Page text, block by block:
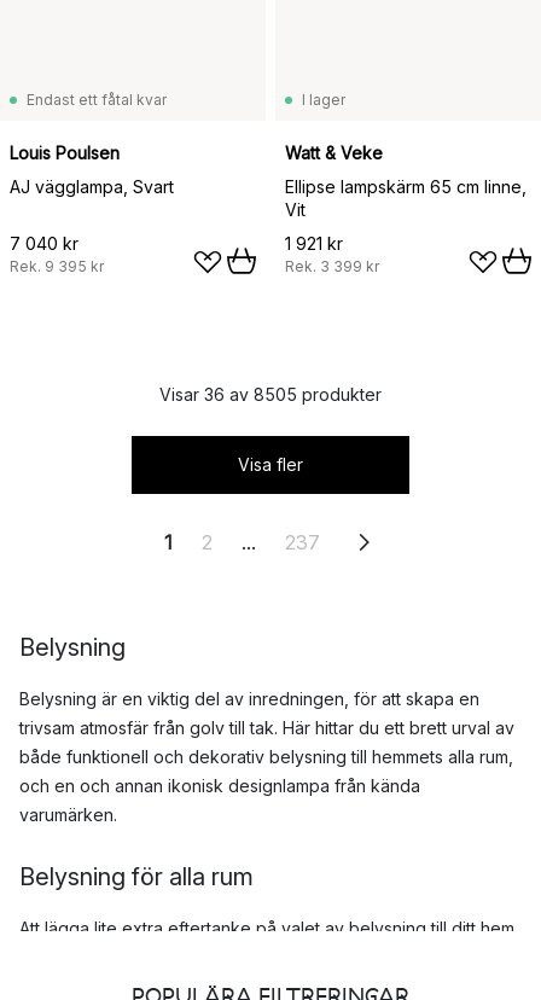
Endast ett fåtal kvar
Louis Poulsen
AJ vägglampa, Svart
7 040 kr
Rek. 9 395 kr
I lager
Watt & Veke
Ellipse lampskärm 65 cm linne,
Vit
1 921 kr
Rek. 3 399 kr
Visar 36 av 8505 produkter
Visa fler
1 2 ... 237
Belysning
Belysning är en viktig del av inredningen, för att skapa en
trivsam atmosfär från golv till tak. Här hittar du ett brett urval av
både funktionell och dekorativ belysning till hemmets alla rum,
och en och annan ikonisk designlampa från kända
varumärken.
Belysning för alla rum
Att lägga lite extra eftertanke på valet av belysning till ditt hem
rummet får. Förutom den praktiska funktionen så är